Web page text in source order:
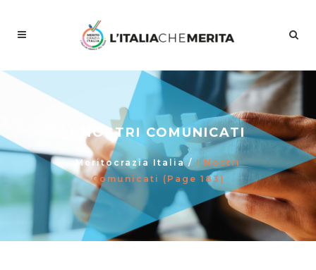
I NOSTRI COMUNICATI
Meritocrazia Italia/I Nostri
Comunicati (Page 183)